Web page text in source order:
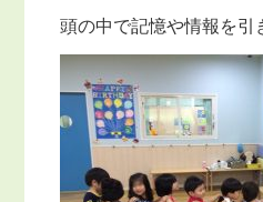
頭の中で記憶や情報を